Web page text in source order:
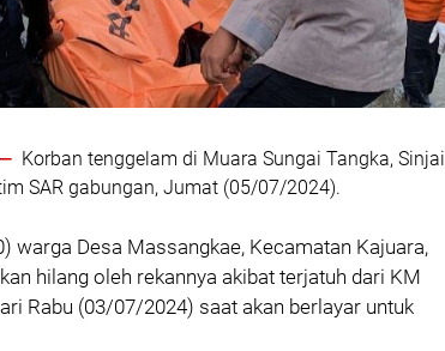
Korban tenggelam di Muara Sungai Tangka, Sinjai
SAR gabungan, Jumat (05/07/2024).
warga Desa Massangkae, Kecamatan Kajuara,
hilang oleh rekannya akibat terjatuh dari KM
Rabu (03/07/2024) saat akan berlayar untuk